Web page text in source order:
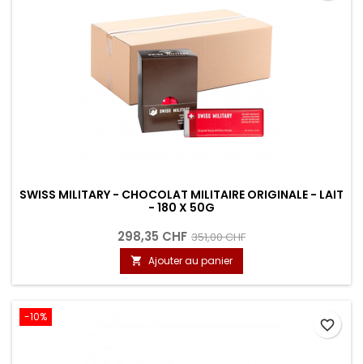
SWISS MILITARY - CHOCOLAT MILITAIRE ORIGINALE - LAIT
- 180 X 50G
298,35 CHF 351,00 CHF
 Ajouter au panier
-10%
favorite_border